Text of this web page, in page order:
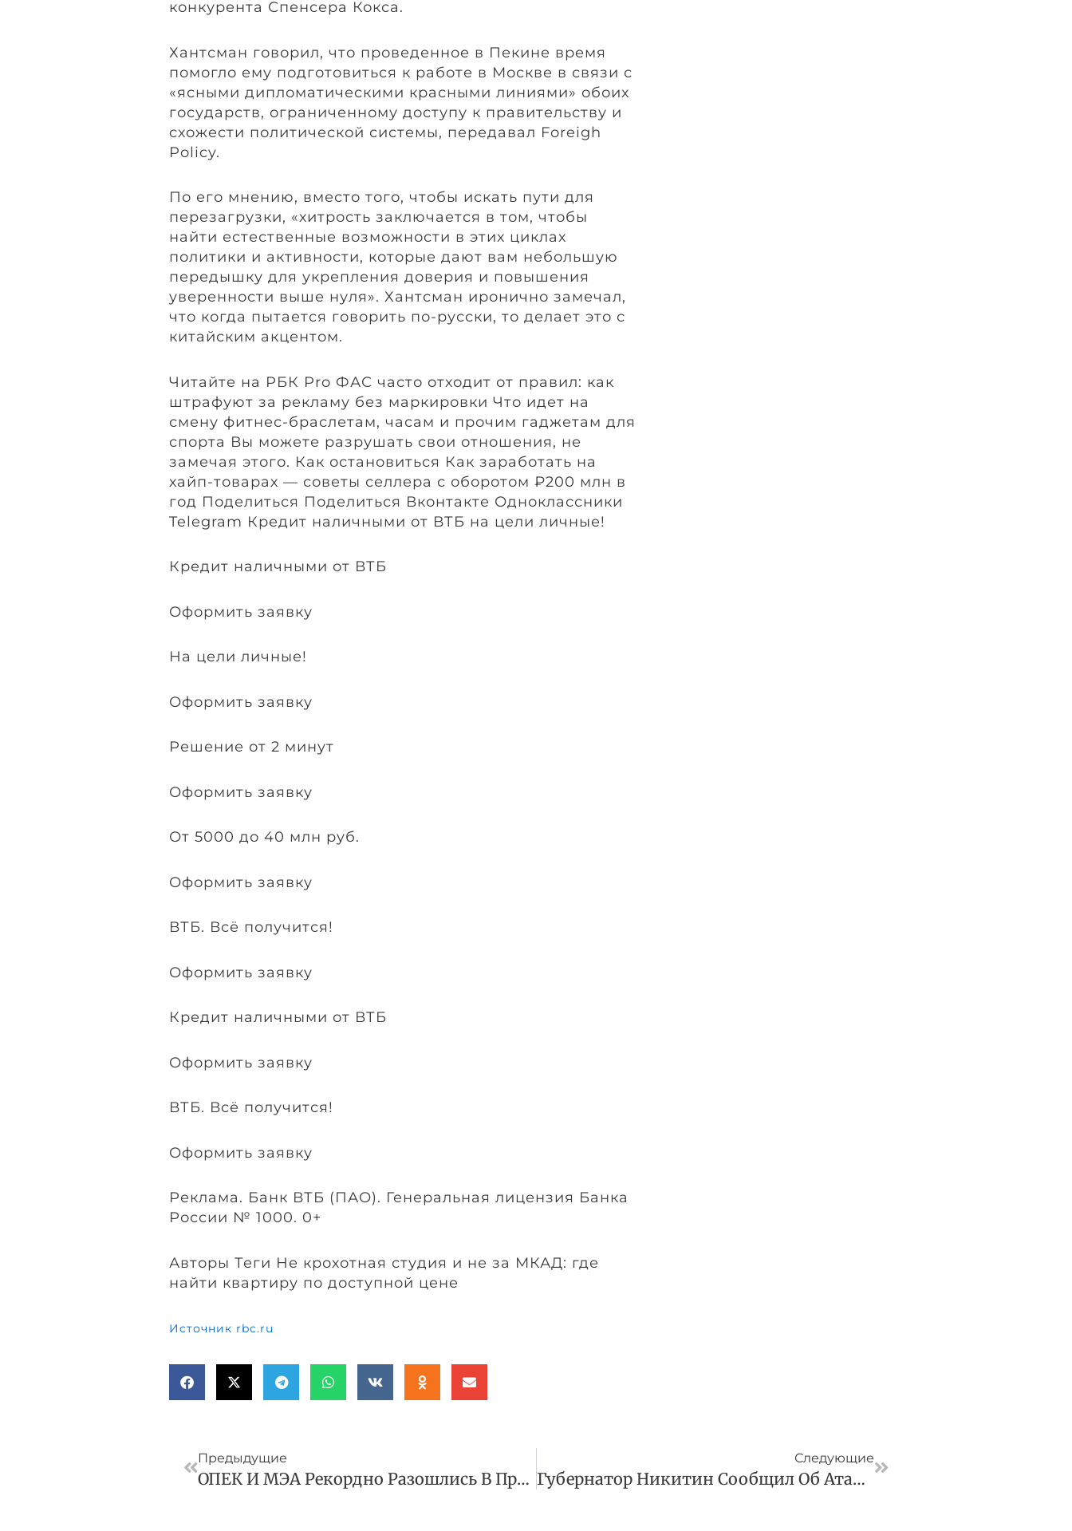
конкурента Спенсера Кокса.
Хантсман говорил, что проведенное в Пекине время
помогло ему подготовиться к работе в Москве в связи с
«ясными дипломатическими красными линиями» обоих
государств, ограниченному доступу к правительству и
схожести политической системы, передавал Foreigh
Policy.
По его мнению, вместо того, чтобы искать пути для
перезагрузки, «хитрость заключается в том, чтобы
найти естественные возможности в этих циклах
политики и активности, которые дают вам небольшую
передышку для укрепления доверия и повышения
уверенности выше нуля». Хантсман иронично замечал,
что когда пытается говорить по-русски, то делает это с
китайским акцентом.
Читайте на РБК Pro ФАС часто отходит от правил: как
штрафуют за рекламу без маркировки Что идет на
смену фитнес-браслетам, часам и прочим гаджетам для
спорта Вы можете разрушать свои отношения, не
замечая этого. Как остановиться Как заработать на
хайп-товарах — советы селлера с оборотом ₽200 млн в
год Поделиться Поделиться Вконтакте Одноклассники
Telegram Кредит наличными от ВТБ на цели личные!
Кредит наличными от ВТБ
Оформить заявку
На цели личные!
Оформить заявку
Решение от 2 минут
Оформить заявку
От 5000 до 40 млн руб.
Оформить заявку
ВТБ. Всё получится!
Оформить заявку
Кредит наличными от ВТБ
Оформить заявку
ВТБ. Всё получится!
Оформить заявку
Реклама. Банк ВТБ (ПАО). Генеральная лицензия Банка
России № 1000. 0+
Авторы Теги Не крохотная студия и не за МКАД: где
найти квартиру по доступной цене
Источник rbc.ru
Предыдущие
ОПЕК И МЭА Рекордно Разошлись В Прогнозах О Нефти
Следующие
Губернатор Никитин Сообщил Об Атаке На Объект ТЭК Под Нижним